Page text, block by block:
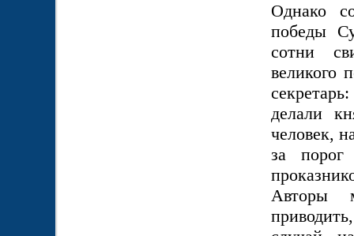
Однако
победы
сотни
великого
делали
человек,
за порог
Авторы